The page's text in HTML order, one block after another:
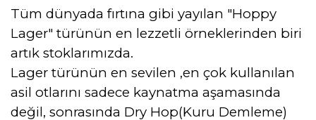
Tüm dünyada fırtına gibi yayılan "Hoppy
Lager" türünün en lezzetli örneklerinden biri
artık stoklarımızda.
Lager türünün en sevilen ,en çok kullanılan
asil otlarını sadece kaynatma aşamasında
değil, sonrasında Dry Hop(Kuru Demleme)